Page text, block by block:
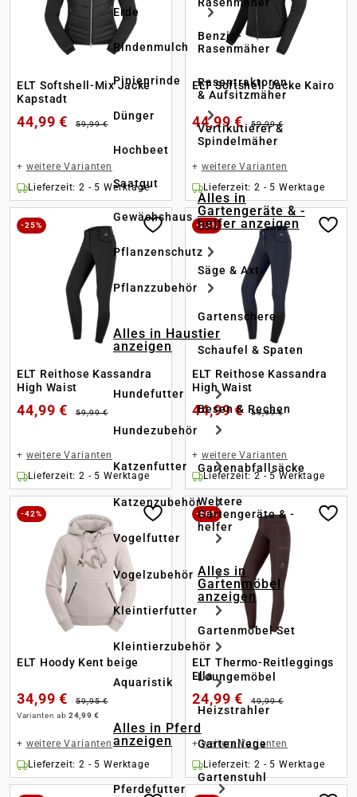
Erde
Rindenmulch
Pinienrinde
Dünger
Hochbeet
Saatgut
Gewächshaus
Pflanzenschutz
Pflanzzubehör
Alles in Haustier
anzeigen
Hundefutter
Hundezubehör
Katzenfutter
Katzenzubehör
Vogelfutter
Vogelzubehör
Kleintierfutter
Kleintierzubehör
Aquaristik
Alles in Pferd
anzeigen
Pferdefutter
Benzin-
Rasenmäher
Rasentraktoren
& Aufsitzmäher
Vertikutierer &
Spindelmäher
Alles in
Gartengeräte & -
helfer anzeigen
Säge & Axt
Gartenschere
Schaufel & Spaten
Besen & Rechen
Gartenabfallsäcke
Weitere
Gartengeräte & -
helfer
Alles in
Gartenmöbel
anzeigen
Gartenmöbel Set
Loungemöbel
Heizstrahler
Gartenliege
Gartenstuhl
ELT Softshell-Mix Jacke
Kapstadt
44,99 € 59,99 €
+ weitere Varianten
Lieferzeit: 2 - 5 Werktage
ELT Softshell Jacke Kairo
44,99 € 59,99 €
+ weitere Varianten
Lieferzeit: 2 - 5 Werktage
-25%
ELT Reithose Kassandra
High Waist
44,99 € 59,99 €
+ weitere Varianten
Lieferzeit: 2 - 5 Werktage
-25%
ELT Reithose Kassandra
High Waist
44,99 € 59,99 €
+ weitere Varianten
Lieferzeit: 2 - 5 Werktage
-42%
ELT Hoody Kent beige
34,99 €
59,95 €
Varianten ab 24,99 €
+ weitere Varianten
Lieferzeit: 2 - 5 Werktage
-50%
ELT Thermo-Reitleggings
Ella
24,99 € 49,99 €
+weitere Varianten
Lieferzeit: 2 - 5 Werktage